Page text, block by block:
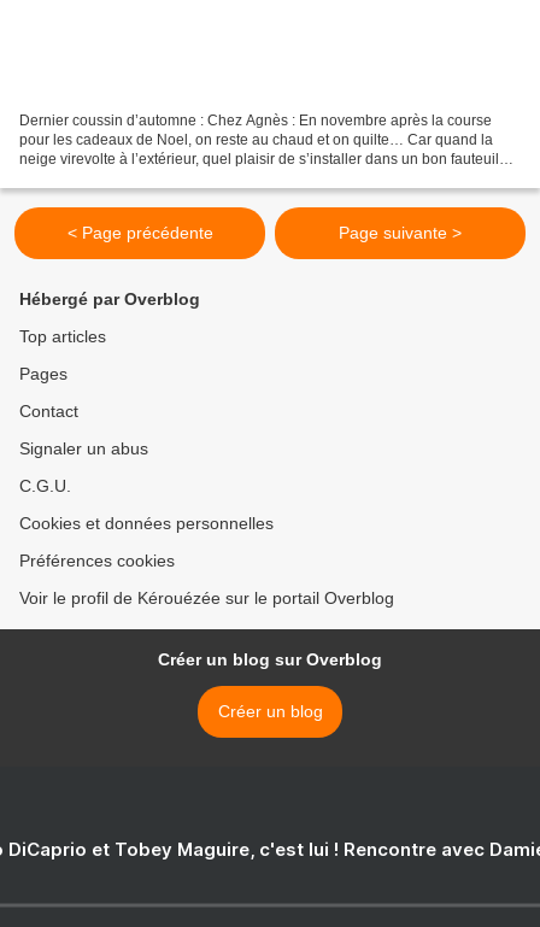
Dernier coussin d’automne : Chez Agnès : En novembre après la course
pour les cadeaux de Noel, on reste au chaud et on quilte… Car quand la
neige virevolte à l’extérieur, quel plaisir de s’installer dans un bon fauteuil
< Page précédente Page suivante >
Hébergé par Overblog
Top articles
Pages
Contact
Signaler un abus
C.G.U.
Cookies et données personnelles
Préférences cookies
Voir le profil de Kérouézée sur le portail Overblog
Créer un blog sur Overblog
Créer un blog
DiCaprio et Tobey Maguire, c'est lui ! Rencontre avec